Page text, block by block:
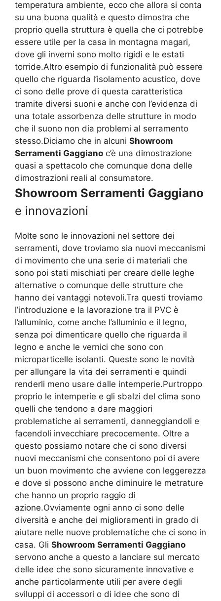
temperatura ambiente, ecco che allora si conta
su una buona qualità e questo dimostra che
proprio quella struttura è quella che ci potrebbe
essere utile per la casa in montagna magari,
dove gli inverni sono molto rigidi e le estati
torride.Altro esempio di funzionalità può essere
quello che riguarda l’isolamento acustico, dove
ci sono delle prove di questa caratteristica
tramite diversi suoni e anche con l’evidenza di
una totale assorbenza delle strutture in modo
che il suono non dia problemi al serramento
stesso.Diciamo che in alcuni Showroom
Serramenti Gaggiano c’è una dimostrazione
quasi a spettacolo che comunque dona delle
dimostrazioni reali al consumatore.
Showroom Serramenti Gaggiano
e innovazioni
Molte sono le innovazioni nel settore dei
serramenti, dove troviamo sia nuovi meccanismi
di movimento che una serie di materiali che
sono poi stati mischiati per creare delle leghe
alternative o comunque delle strutture che
hanno dei vantaggi notevoli.Tra questi troviamo
l’introduzione e la lavorazione tra il PVC è
l’alluminio, come anche l’alluminio e il legno,
senza poi dimenticare quello che riguarda il
legno e anche le vernici che sono con
microparticelle isolanti. Queste sono le novità
per allungare la vita dei serramenti e quindi
renderli meno usare dalle intemperie.Purtroppo
proprio le intemperie e gli sbalzi del clima sono
quelli che tendono a dare maggiori
problematiche ai serramenti, danneggiandoli e
facendoli invecchiare precocemente. Oltre a
questo possiamo notare che ci sono diversi
nuovi meccanismi che consentono poi di avere
un buon movimento che avviene con leggerezza
e dove si possono anche diminuire le metrature
che hanno un proprio raggio di
azione.Ovviamente ogni anno ci sono delle
diversità e anche dei miglioramenti in grado di
aiutare nelle nuove problematiche che ci sono in
casa. Gli Showroom Serramenti Gaggiano
servono anche a questo a lanciare sul mercato
delle idee che sono sicuramente innovative e
anche particolarmente utili per avere degli
sviluppi di accessori o di idee che sono di